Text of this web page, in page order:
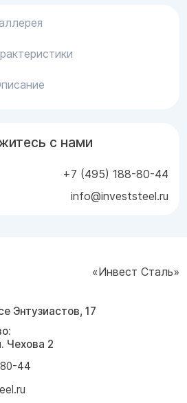
с нами
+7 (495) 188-80-44
info@investsteel.ru
«Инвест Сталь»
Энтузиастов, 17
Чехова 2
44